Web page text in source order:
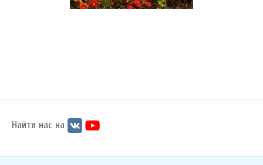
Найти нас на